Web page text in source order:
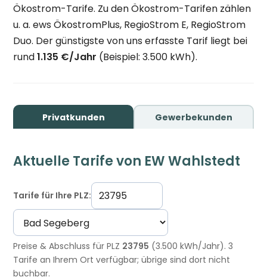
Ökostrom-Tarife. Zu den Ökostrom-Tarifen zählen
u. a. ews ÖkostromPlus, RegioStrom E, RegioStrom
Duo. Der günstigste von uns erfasste Tarif liegt bei
rund1.135 €/Jahr (Beispiel: 3.500 kWh).
Privatkunden Gewerbekunden
Aktuelle Tarife von EW Wahlstedt
Tarife für Ihre PLZ:
Preise & Abschluss für PLZ 23795 (3.500 kWh/Jahr). 3
Tarife an Ihrem Ort verfügbar; übrige sind dort nicht
buchbar.